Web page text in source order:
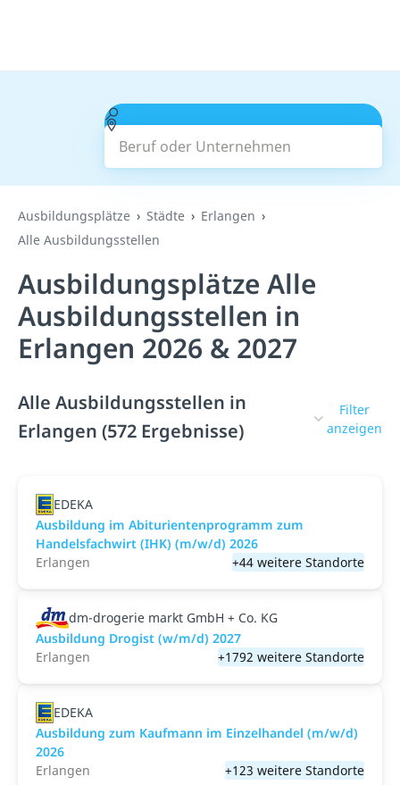
Beruf oder Unternehmen
Suchen
Ausbildungsplätze Städte
Erlangen
Alle Ausbildungsstellen
Ausbildungsplätze Alle
Ausbildungsstellen in
Erlangen 2026 & 2027
Alle Ausbildungsstellen in
Erlangen (572 Ergebnisse)
Filter
anzeigen
EDEKA
Ausbildung im Abiturientenprogramm zum
Handelsfachwirt (IHK) (m/w/d) 2026
Erlangen
+44 weitere Standorte
dm-drogerie markt GmbH + Co. KG
Ausbildung Drogist (w/m/d) 2027
Erlangen
+1792 weitere Standorte
EDEKA
Ausbildung zum Kaufmann im Einzelhandel (m/w/d)
2026
Erlangen
+123 weitere Standorte